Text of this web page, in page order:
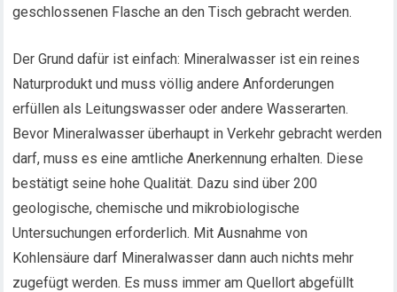
geschlossenen Flasche an den Tisch gebracht werden.
Der Grund dafür ist einfach: Mineralwasser ist ein reines
Naturprodukt und muss völlig andere Anforderungen
erfüllen als Leitungswasser oder andere Wasserarten.
Bevor Mineralwasser überhaupt in Verkehr gebracht werden
darf, muss es eine amtliche Anerkennung erhalten. Diese
bestätigt seine hohe Qualität. Dazu sind über 200
geologische, chemische und mikrobiologische
Untersuchungen erforderlich. Mit Ausnahme von
Kohlensäure darf Mineralwasser dann auch nichts mehr
zugefügt werden. Es muss immer am Quellort abgefüllt